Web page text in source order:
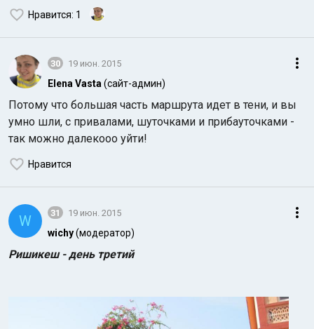
Нравится: 1
30 19 июн. 2015
Elena Vasta (сайт-админ)
Потому что большая часть маршрута идет в тени, и вы
умно шли, с привалами, шуточками и прибауточками -
так можно далекооо уйти!
Нравится
W 31 19 июн. 2015
wichy(модератор)
Ришикеш - день третий